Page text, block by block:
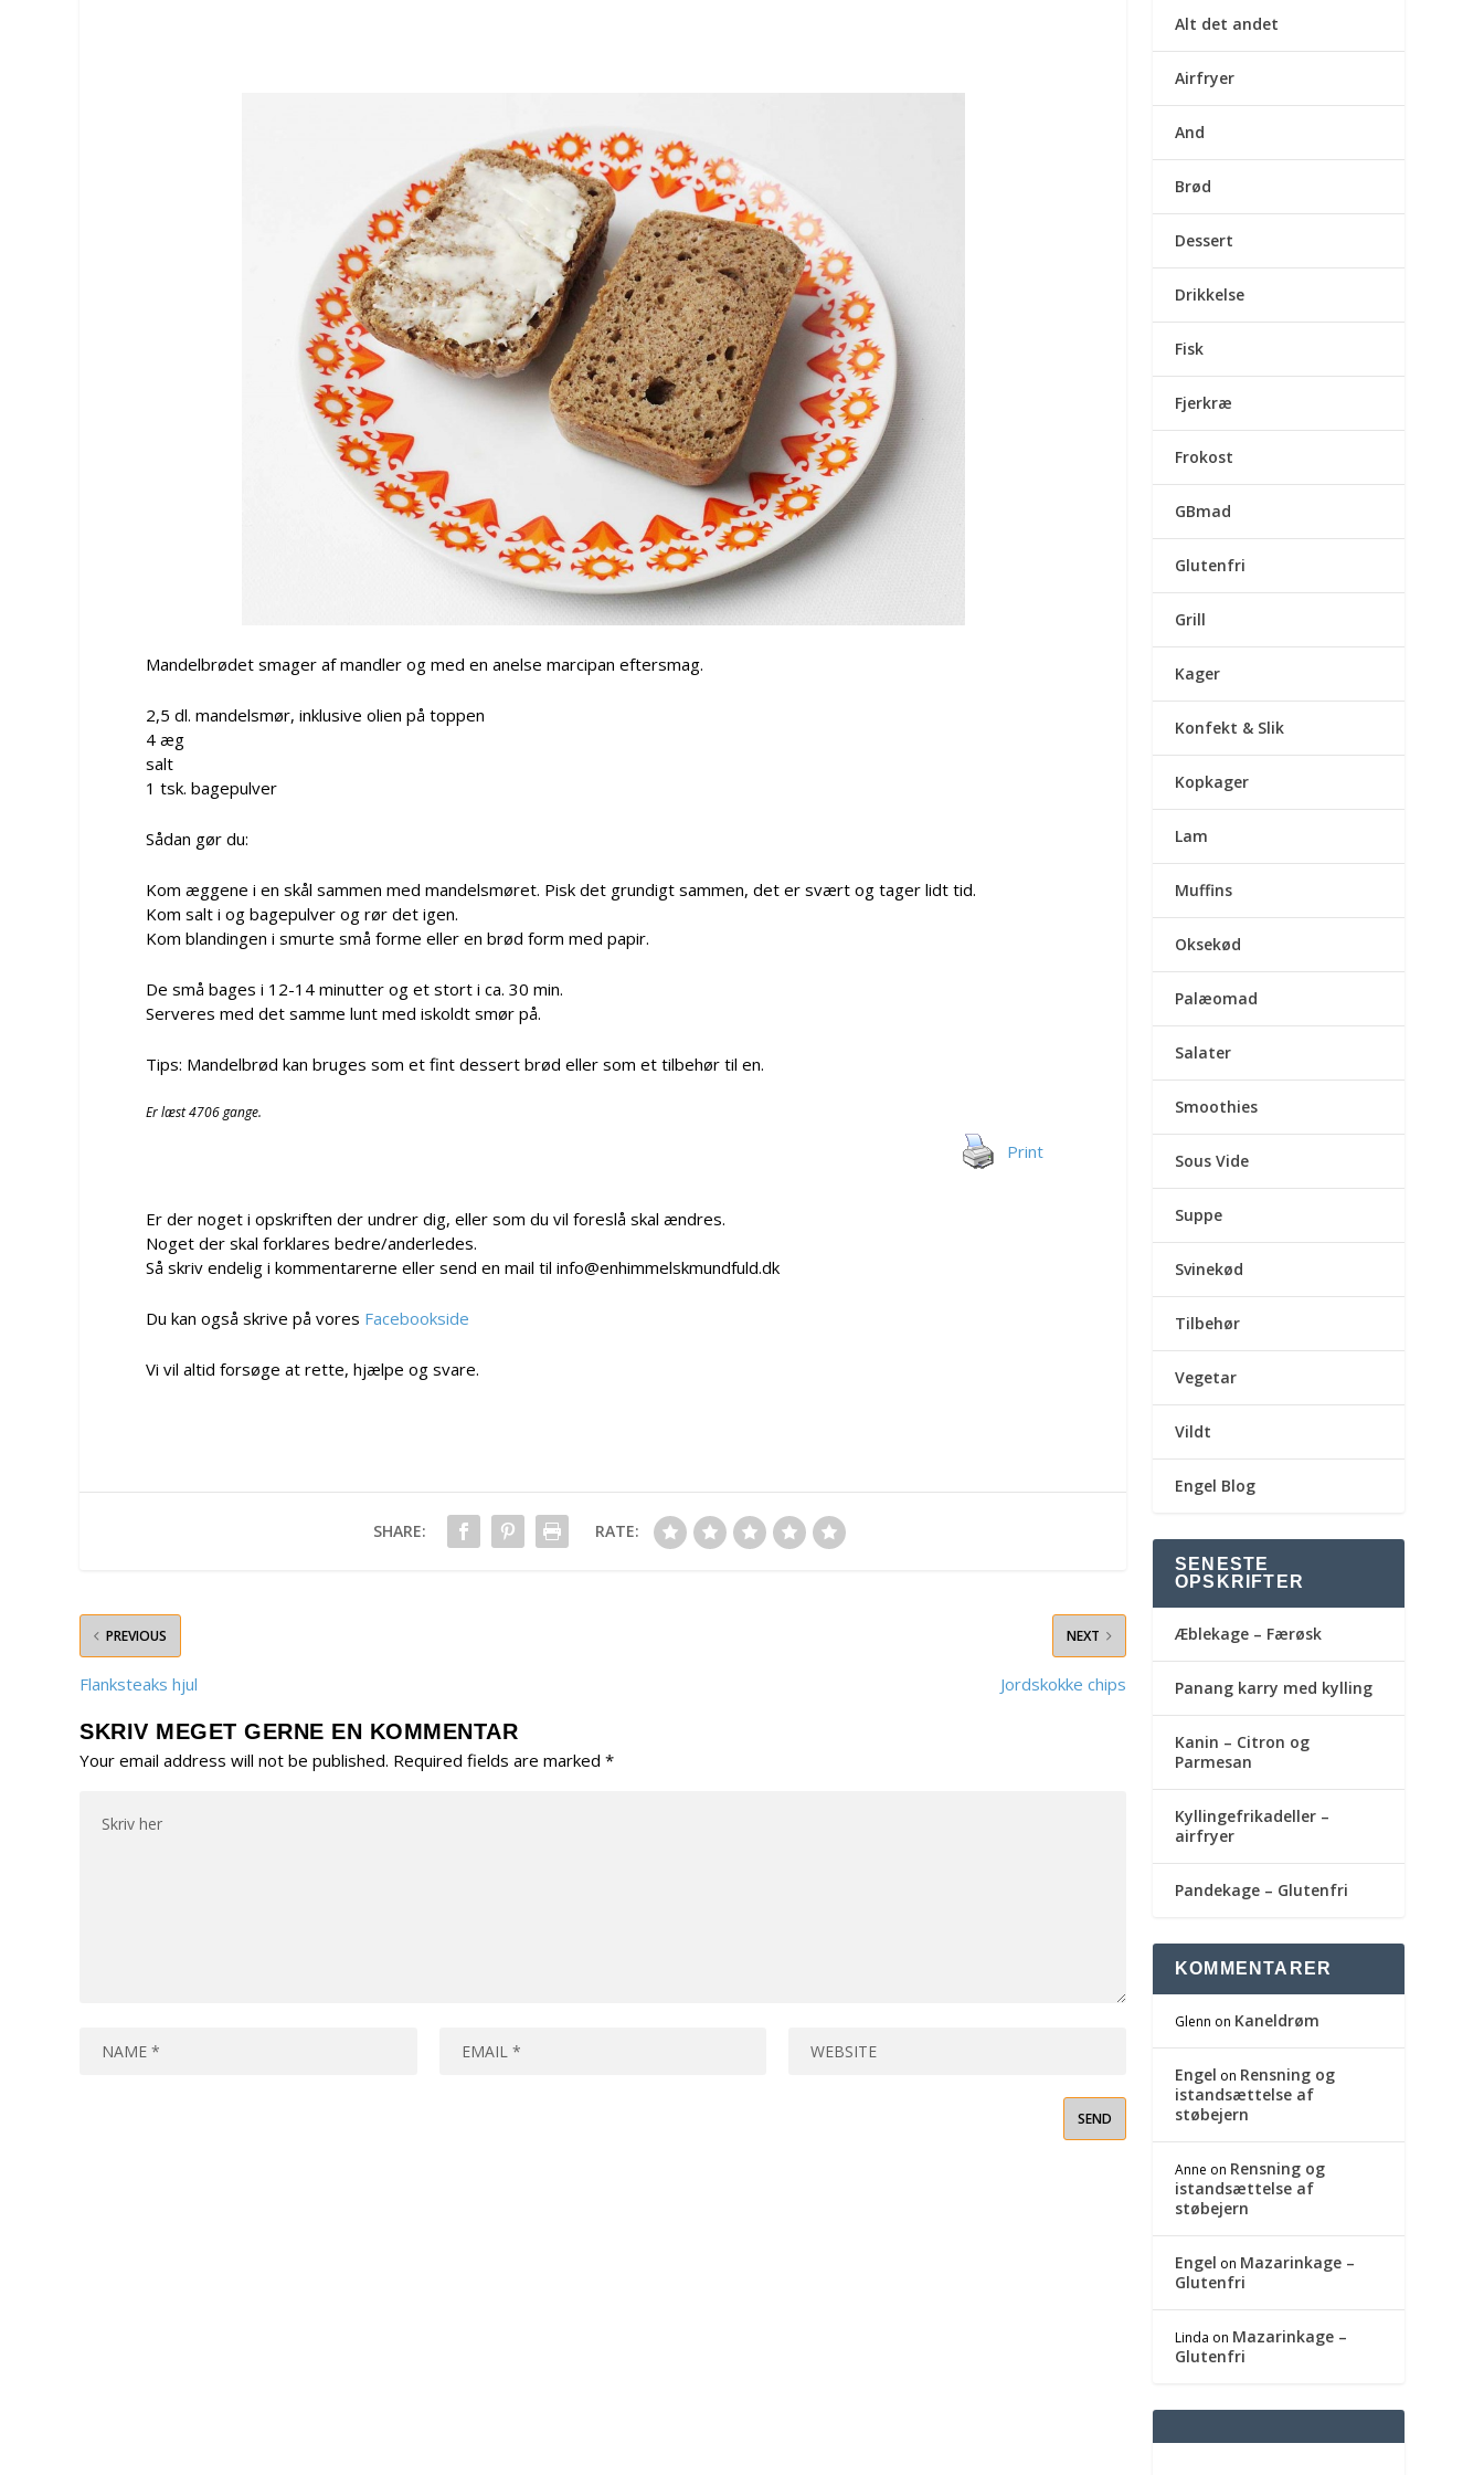
Mandelbrødet smager af mandler og med en anelse marcipan eftersmag.
2,5 dl. mandelsmør, inklusive olien på toppen
4 æg
salt
1 tsk. bagepulver
Sådan gør du:
Kom æggene i en skål sammen med mandelsmøret. Pisk det grundigt sammen, det er svært og tager lidt tid.
Kom salt i og bagepulver og rør det igen.
Kom blandingen i smurte små forme eller en brød form med papir.
De små bages i 12-14 minutter og et stort i ca. 30 min.
Serveres med det samme lunt med iskoldt smør på.
Tips: Mandelbrød kan bruges som et fint dessert brød eller som et tilbehør til en.
Er læst 4706 gange.
Print
Er der noget i opskriften der undrer dig, eller som du vil foreslå skal ændres.
Noget der skal forklares bedre/anderledes.
Så skriv endelig i kommentarerne eller send en mail til info@enhimmelskmundfuld.dk
Du kan også skrive på vores Facebookside
Vi vil altid forsøge at rette, hjælpe og svare.
SHARE: RATE:
PREVIOUS
Flanksteaks hjul
NEXT
Jordskokke chips
SKRIV MEGET GERNE EN KOMMENTAR
Your email address will not be published. Required fields are marked *
Alt det andet
Airfryer
And
Brød
Dessert
Drikkelse
Fisk
Fjerkræ
Frokost
GBmad
Glutenfri
Grill
Kager
Konfekt & Slik
Kopkager
Lam
Muffins
Oksekød
Palæomad
Salater
Smoothies
Sous Vide
Suppe
Svinekød
Tilbehør
Vegetar
Vildt
Engel Blog
SENESTE
OPSKRIFTER
Æblekage – Færøsk
Panang karry med kylling
Kanin – Citron og
Parmesan
Kyllingefrikadeller –
airfryer
Pandekage – Glutenfri
KOMMENTARER
Glenn on Kaneldrøm
Engel on Rensning og
istandsættelse af
støbejern
Anne on Rensning og
istandsættelse af
støbejern
Engel on Mazarinkage –
Glutenfri
Linda on Mazarinkage –
Glutenfri